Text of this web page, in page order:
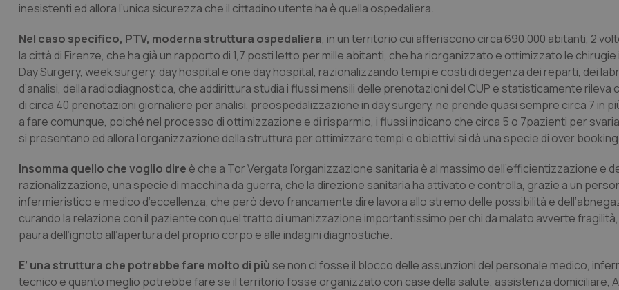
inesistenti ed allora l’unica sicurezza che il cittadino utente ha è quella ospedaliera.
Nel caso specifico, PTV, moderna struttura ospedaliera, in un territorio cui afferiscono circa 690.000 abitanti, 2
la città di Firenze, che ha già un rapporto di 1,7 posti letto per mille abitanti, che ha riorganizzato e ottimizzato le chirugie
Day Surgery, week surgery, day hospital e one day hospital, razionalizzando tempi e costi di degenza dei reparti, dei
d’analisi, della radiodiagnostica, che addirittura studia i flussi mensili delle prenotazioni del CUP e statisticamente rileva
di circa 40 prenotazioni giornaliere per analisi, preospedalizzazione in day surgery, ne prende quasi sempre circa 7 in
a fare comunque, poiché nel processo di ottimizzazione e di risparmio, i flussi indicano che circa 5 o 7pazienti per
si presentano ed allora l’organizzazione della struttura per ottimizzare tempi e obiettivi si dà una specie di over
Insomma quello che voglio dire è che a Tor Vergata l’organizzazione sanitaria è al massimo dell’efficientizzazione e
razionalizzazione, una specie di macchina da guerra, che la direzione sanitaria ha attivato e controlla, grazie a un
infermieristico e medico d’eccellenza, che però devo francamente dire lavora allo stremo delle possibilità e
curando la relazione con il paziente con quel tratto di umanizzazione importantissimo per chi da malato avverte
paura dell’ignoto all’apertura del proprio corpo e alle indagini diagnostiche.
E’ una struttura che potrebbe fare molto di più se non ci fosse il blocco delle assunzioni del personale medico,
tecnico e quanto meglio potrebbe fare se il territorio fosse organizzato con case della salute, assistenza domiciliare,